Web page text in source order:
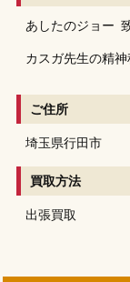
あしたのジョー
カスガ先生の精
ご住所
埼玉県行田市
買取方法
出張買取